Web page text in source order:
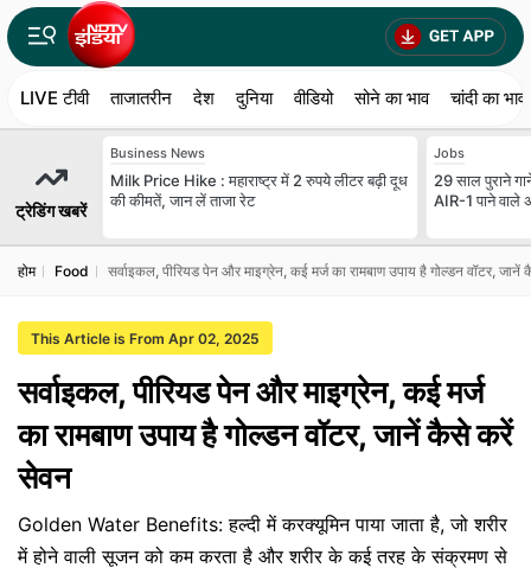
LIVE टीवी ताजातरीन देश दुनिया वीडियो सोने का भाव चांदी का भाव
ट्रेडिंग खबरें
Business News
Milk Price Hike : महाराष्ट्र में 2 रुपये लीटर बढ़ी दूध
की कीमतें, जान लें ताजा रेट
Jobs
29 साल पुराने
AIR-1 पाने वाले
होम Food सर्वाइकल, पीरियड पेन और माइग्रेन, कई मर्ज का रामबाण उपाय है गोल्डन वॉटर,
This Article is From Apr 02, 2025
सर्वाइकल, पीरियड पेन और माइग्रेन, कई मर्ज
का रामबाण उपाय है गोल्डन वॉटर, जानें कैसे करें
सेवन
Golden Water Benefits: हल्दी में करक्यूमिन पाया जाता है, जो शरीर
में होने वाली सूजन को कम करता है और शरीर के कई तरह के संक्रमण से